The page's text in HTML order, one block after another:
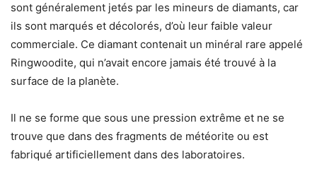
sont généralement jetés par les mineurs de diamants, car
ils sont marqués et décolorés, d’où leur faible valeur
commerciale. Ce diamant contenait un minéral rare appelé
Ringwoodite, qui n’avait encore jamais été trouvé à la
surface de la planète.
Il ne se forme que sous une pression extrême et ne se
trouve que dans des fragments de météorite ou est
fabriqué artificiellement dans des laboratoires.